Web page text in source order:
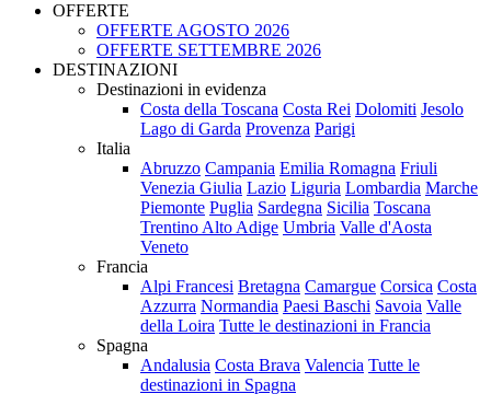
OFFERTE
OFFERTE AGOSTO 2026
OFFERTE SETTEMBRE 2026
DESTINAZIONI
Destinazioni in evidenza
Costa della Toscana Costa Rei Dolomiti Jesolo
Lago di Garda Provenza Parigi
Italia
Abruzzo Campania Emilia Romagna Friuli
Venezia Giulia Lazio Liguria Lombardia Marche
Piemonte Puglia Sardegna Sicilia Toscana
Trentino Alto Adige Umbria Valle d'Aosta
Veneto
Francia
Alpi Francesi Bretagna Camargue Corsica Costa
Azzurra Normandia Paesi Baschi Savoia Valle
della Loira Tutte le destinazioni in Francia
Spagna
Andalusia Costa Brava Valencia Tutte le
destinazioni in Spagna